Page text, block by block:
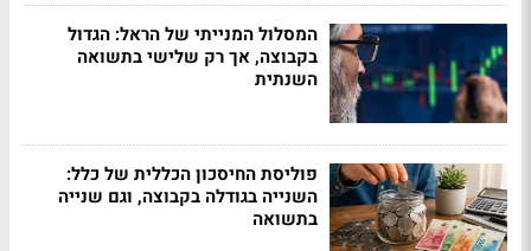
המסלול המנייתי של הראל: הגדול
בקבוצה, אך רק שלישי בתשואה
השנתית
פוליסת החיסכון הכללית של כלל:
השנייה בגודלה בקבוצה, וגם שנייה
בתשואה